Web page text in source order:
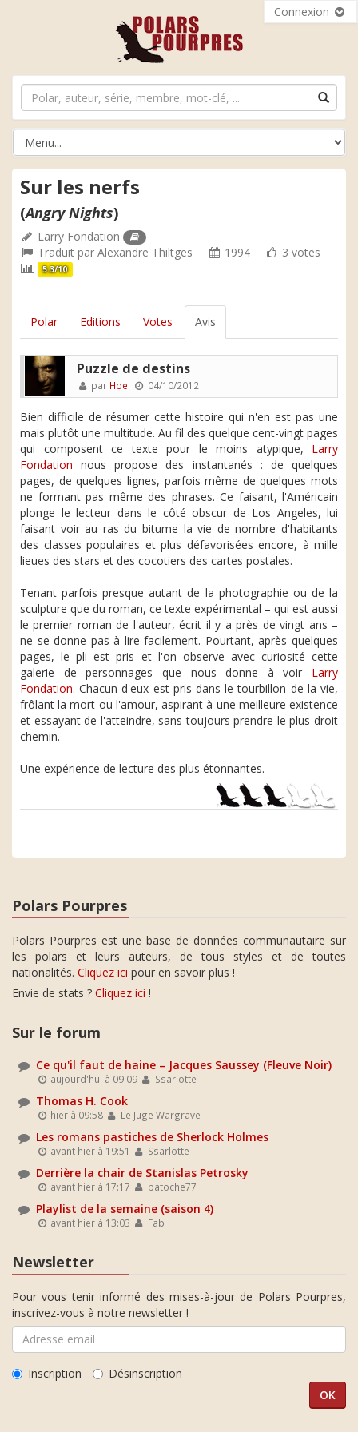
Connexion
Sur les nerfs
(Angry Nights)
Larry Fondation
Traduit par Alexandre Thiltges 1994 3 votes
5.3/10
Polar Editions Votes Avis
Puzzle de destins
par Hoel 04/10/2012
Bien difficile de résumer cette histoire qui n'en est pas une
mais plutôt une multitude. Au fil des quelque cent-vingt pages
qui composent ce texte pour le moins atypique, Larry
Fondation nous propose des instantanés : de quelques
pages, de quelques lignes, parfois même de quelques mots
ne formant pas même des phrases. Ce faisant, l'Américain
plonge le lecteur dans le côté obscur de Los Angeles, lui
faisant voir au ras du bitume la vie de nombre d'habitants
des classes populaires et plus défavorisées encore, à mille
lieues des stars et des cocotiers des cartes postales.
Tenant parfois presque autant de la photographie ou de la
sculpture que du roman, ce texte expérimental – qui est aussi
le premier roman de l'auteur, écrit il y a près de vingt ans –
ne se donne pas à lire facilement. Pourtant, après quelques
pages, le pli est pris et l'on observe avec curiosité cette
galerie de personnages que nous donne à voir Larry
Fondation. Chacun d'eux est pris dans le tourbillon de la vie,
frôlant la mort ou l'amour, aspirant à une meilleure existence
et essayant de l'atteindre, sans toujours prendre le plus droit
chemin.
Une expérience de lecture des plus étonnantes.
Polars Pourpres
Polars Pourpres est une base de données communautaire sur
les polars et leurs auteurs, de tous styles et de toutes
nationalités. Cliquez ici pour en savoir plus !
Envie de stats ? Cliquez ici !
Sur le forum
Ce qu'il faut de haine – Jacques Saussey (Fleuve Noir)
aujourd'hui à 09:09 Ssarlotte
Thomas H. Cook
hier à 09:58 Le Juge Wargrave
Les romans pastiches de Sherlock Holmes
avant hier à 19:51 Ssarlotte
Derrière la chair de Stanislas Petrosky
avant hier à 17:17 patoche77
Playlist de la semaine (saison 4)
avant hier à 13:03 Fab
Newsletter
Pour vous tenir informé des mises-à-jour de Polars Pourpres,
inscrivez-vous à notre newsletter !
Inscription Désinscription